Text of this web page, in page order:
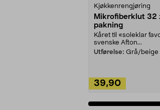
Kjøkkenrengjøring
Mikrofiberklut 32
pakning
Kåret til «soleklar
svenske Afton...
Utførelse: Grå/beige
39,90